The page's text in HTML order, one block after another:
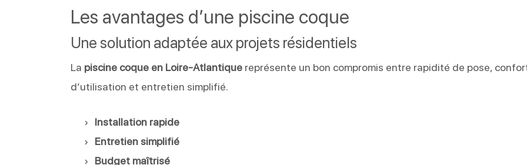
Les avantages d’une piscine coque
Une solution adaptée aux projets résidentiels
La piscine coque en Loire-Atlantique représente un bon compromis entre rapidité de pose,
d’utilisation et entretien simplifié.
Installation rapide
Entretien simplifié
Budget maîtrisé